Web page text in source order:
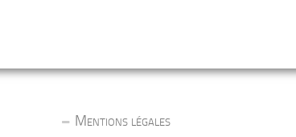
Mentions légales